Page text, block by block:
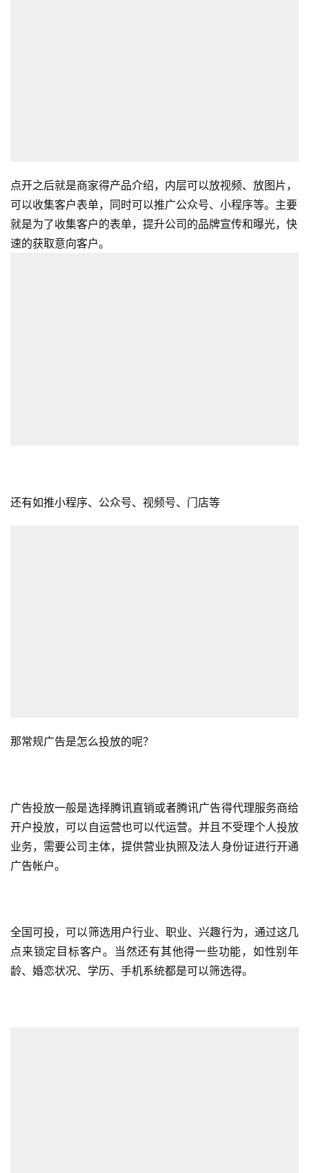
点开之后就是商家得产品介绍，内层可以放视频、放图片，
可以收集客户表单，同时可以推广公众号、小程序等。主要
就是为了收集客户的表单，提升公司的品牌宣传和曝光，快
速的获取意向客户。
还有如推小程序、公众号、视频号、门店等
那常规广告是怎么投放的呢？
广告投放一般是选择腾讯直销或者腾讯广告得代理服务商给
开户投放，可以自运营也可以代运营。并且不受理个人投放
业务，需要公司主体，提供营业执照及法人身份证进行开通
广告帐户。
全国可投，可以筛选用户行业、职业、兴趣行为，通过这几
点来锁定目标客户。当然还有其他得一些功能，如性别年
龄、婚恋状况、学历、手机系统都是可以筛选得。